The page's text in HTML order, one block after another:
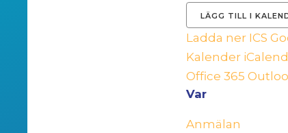
LÄGG TILL I
Ladda ner ICS
Kalender
Office 365
Var
Anmälan